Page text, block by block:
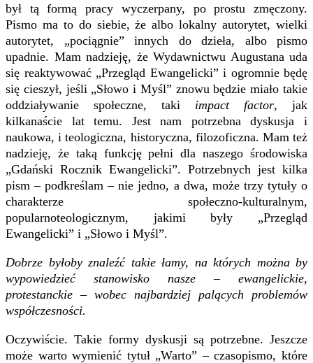
był tą formą pracy wyczerpany, po prostu zmęczony.
Pismo ma to do siebie, że albo lokalny autorytet, wielki
autorytet, „pociągnie” innych do dzieła, albo pismo
upadnie. Mam nadzieję, że Wydawnictwu Augustana uda
się reaktywować „Przegląd Ewangelicki” i ogromnie będę
się cieszył, jeśli „Słowo i Myśl” znowu będzie miało takie
oddziaływanie społeczne, taki impact factor, jak
kilkanaście lat temu. Jest nam potrzebna dyskusja i
naukowa, i teologiczna, historyczna, filozoficzna. Mam też
nadzieję, że taką funkcję pełni dla naszego środowiska
„Gdański Rocznik Ewangelicki”. Potrzebnych jest kilka
pism – podkreślam – nie jedno, a dwa, może trzy tytuły o
charakterze społeczno-kulturalnym,
popularnoteologicznym, jakimi były „Przegląd
Ewangelicki” i „Słowo i Myśl”.
Dobrze byłoby znaleźć takie łamy, na których można by
wypowiedzieć stanowisko nasze – ewangelickie,
protestanckie – wobec najbardziej palących problemów
współczesności.
Oczywiście. Takie formy dyskusji są potrzebne. Jeszcze
może warto wymienić tytuł „Warto” – czasopismo, które